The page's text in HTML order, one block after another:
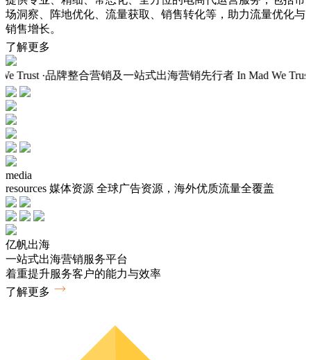
场洞察、阵地优化、流量获取、销售转化等，助力流量优化与
销售增长。
了解更多
Mad We Trust ·品牌整合营销及一站式出海营销先行者 In Mad
media
resources 媒体资源 全球广告资源，海外优质流量全覆盖
亿帆出海
一站式出海营销服务平台
着重提升服务客户的能力与效率
了解更多